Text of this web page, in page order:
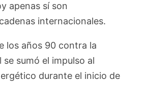
apenas sí son
internacionales.
los años 90 contra la
sumó el impulso al
durante el inicio de